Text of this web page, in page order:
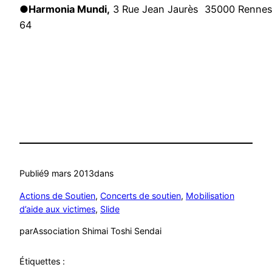
●Harmonia Mundi, 3 Rue Jean Jaurès 35000
64
Publié9 mars 2013dans
Actions de Soutien, Concerts de soutien, Mobilisation
d’aide aux victimes, Slide
parAssociation Shimai Toshi Sendai
Étiquettes :